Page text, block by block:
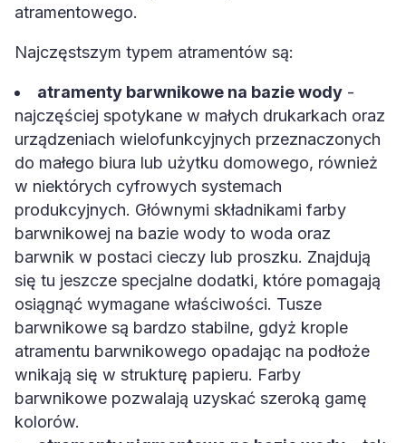
atramentowego.
Najczęstszym typem atramentów są:
atramenty barwnikowe na bazie wody -
najczęściej spotykane w małych drukarkach oraz
urządzeniach wielofunkcyjnych przeznaczonych
do małego biura lub użytku domowego, również
w niektórych cyfrowych systemach
produkcyjnych. Głównymi składnikami farby
barwnikowej na bazie wody to woda oraz
barwnik w postaci cieczy lub proszku. Znajdują
się tu jeszcze specjalne dodatki, które pomagają
osiągnąć wymagane właściwości. Tusze
barwnikowe są bardzo stabilne, gdyż krople
atramentu barwnikowego opadając na podłoże
wnikają się w strukturę papieru. Farby
barwnikowe pozwalają uzyskać szeroką gamę
kolorów.